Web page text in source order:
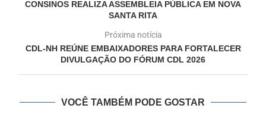
CONSINOS REALIZA ASSEMBLEIA PÚBLICA EM NOVA
SANTA RITA
Próxima notícia
CDL-NH REÚNE EMBAIXADORES PARA FORTALECER
DIVULGAÇÃO DO FÓRUM CDL 2026
VOCÊ TAMBÉM PODE GOSTAR